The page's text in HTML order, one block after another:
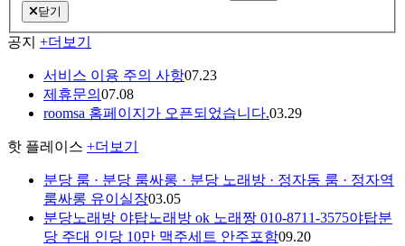
닫기
공지 +더보기
서비스 이용 주의 사항07.23
제휴문의 07.08
roomsa 홈페이지가 오픈되었습니다.03.29
핫 플레이스 +더보기
분당 룸 · 분당 룸싸롱 · 분당 노래방 · 정자동 룸 · 정자역
룸싸롱 유이실장03.05
분당노래방 야탑노래방 ok 노래짱 010-8711-3575야탑분
당 주대 인당 10만 맥주세트 안주포함09.20